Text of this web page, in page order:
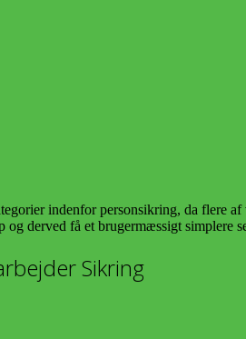
indenfor personsikring, da flere af
derved få et brugermæssigt simplere
Sikring